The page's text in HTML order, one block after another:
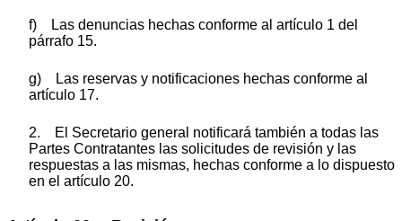
f) Las denuncias hechas conforme al artículo 1 del
párrafo 15.
g) Las reservas y notificaciones hechas conforme al
artículo 17.
2. El Secretario general notificará también a todas las
Partes Contratantes las solicitudes de revisión y las
respuestas a las mismas, hechas conforme a lo dispuesto
en el artículo 20.